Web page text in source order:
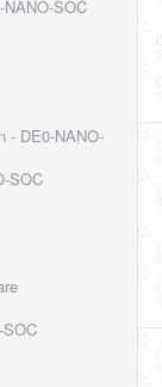
SOC
- DE0-NANO-
SOC